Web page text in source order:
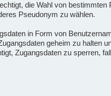
die Wahl von
Pseudonym zu wählen.
in Form von
geheim zu halten
Zugangsdaten zu sperren,